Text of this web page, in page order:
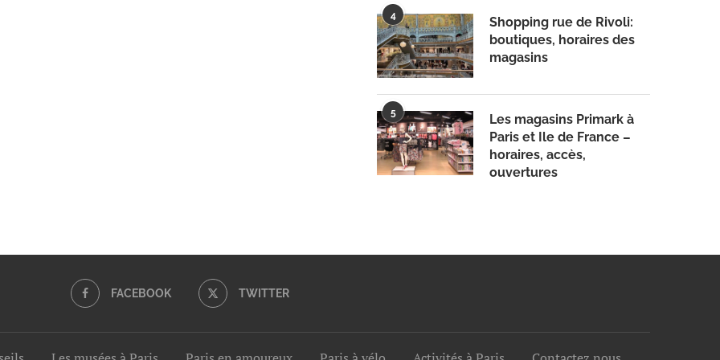
4
Shopping rue de Rivoli:
boutiques, horaires des
magasins
5
Les magasins Primark à
Paris et Ile de France –
horaires, accès,
ouvertures
FACEBOOK TWITTER